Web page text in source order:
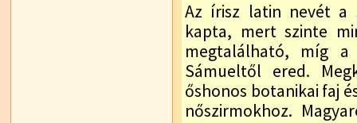
Az írisz latin nevét a
kapta, mert szinte
megtalálható, míg a
Sámueltől ered.
őshonos botanikai faj
nőszirmokhoz.